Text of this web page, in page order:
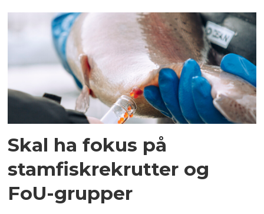
Skal ha fokus på
stamfiskrekrutter og
FoU-grupper